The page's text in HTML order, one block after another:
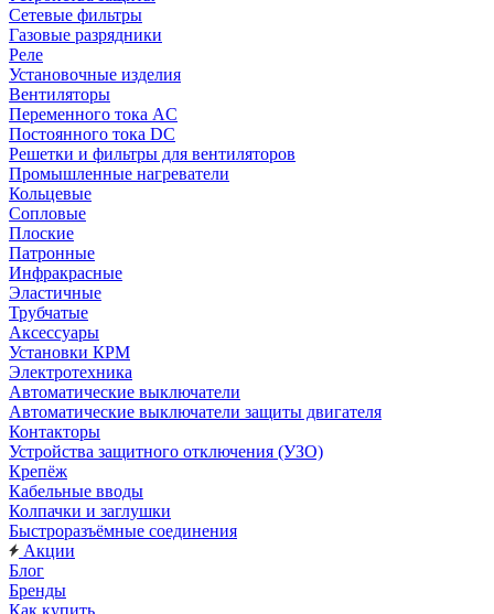
Сетевые фильтры
Газовые разрядники
Реле
Установочные изделия
Вентиляторы
Переменного тока AC
Постоянного тока DC
Решетки и фильтры для вентиляторов
Промышленные нагреватели
Кольцевые
Сопловые
Плоские
Патронные
Инфракрасные
Эластичные
Трубчатые
Аксессуары
Установки КРМ
Электротехника
Автоматические выключатели
Автоматические выключатели защиты двигателя
Контакторы
Устройства защитного отключения (УЗО)
Крепёж
Кабельные вводы
Колпачки и заглушки
Быстроразъёмные соединения
Акции
Блог
Бренды
Как купить